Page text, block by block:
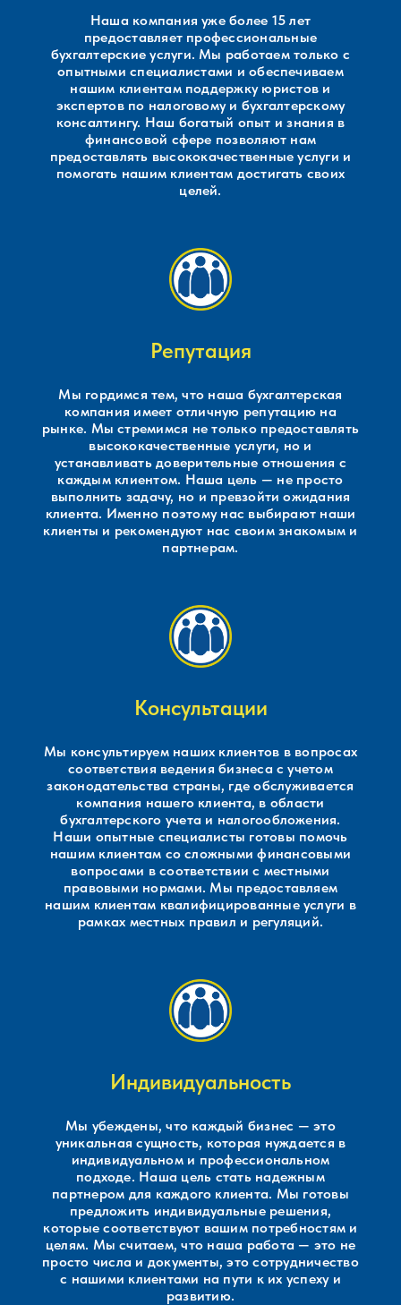
Наша компания уже более 15 лет
предоставляет профессиональные
бухгалтерские услуги. Мы работаем только с
опытными специалистами и обеспечиваем
нашим клиентам поддержку юристов и
экспертов по налоговому и бухгалтерскому
консалтингу. Наш богатый опыт и знания в
финансовой сфере позволяют нам
предоставлять высококачественные услуги и
помогать нашим клиентам достигать своих
целей.
Репутация
Мы гордимся тем, что наша бухгалтерская
компания имеет отличную репутацию на
рынке. Мы стремимся не только предоставлять
высококачественные услуги, но и
устанавливать доверительные отношения с
каждым клиентом. Наша цель — не просто
выполнить задачу, но и превзойти ожидания
клиента. Именно поэтому нас выбирают наши
клиенты и рекомендуют нас своим знакомым и
партнерам.
Консультации
Мы консультируем наших клиентов в вопросах
соответствия ведения бизнеса с учетом
законодательства страны, где обслуживается
компания нашего клиента, в области
бухгалтерского учета и налогообложения.
Наши опытные специалисты готовы помочь
нашим клиентам со сложными финансовыми
вопросами в соответствии с местными
правовыми нормами. Мы предоставляем
нашим клиентам квалифицированные услуги в
рамках местных правил и регуляций.
Индивидуальность
Мы убеждены, что каждый бизнес — это
уникальная сущность, которая нуждается в
индивидуальном и профессиональном
подходе. Наша цель стать надежным
партнером для каждого клиента. Мы готовы
предложить индивидуальные решения,
которые соответствуют вашим потребностям и
целям. Мы считаем, что наша работа — это не
просто числа и документы, это сотрудничество
с нашими клиентами на пути к их успеху и
развитию.